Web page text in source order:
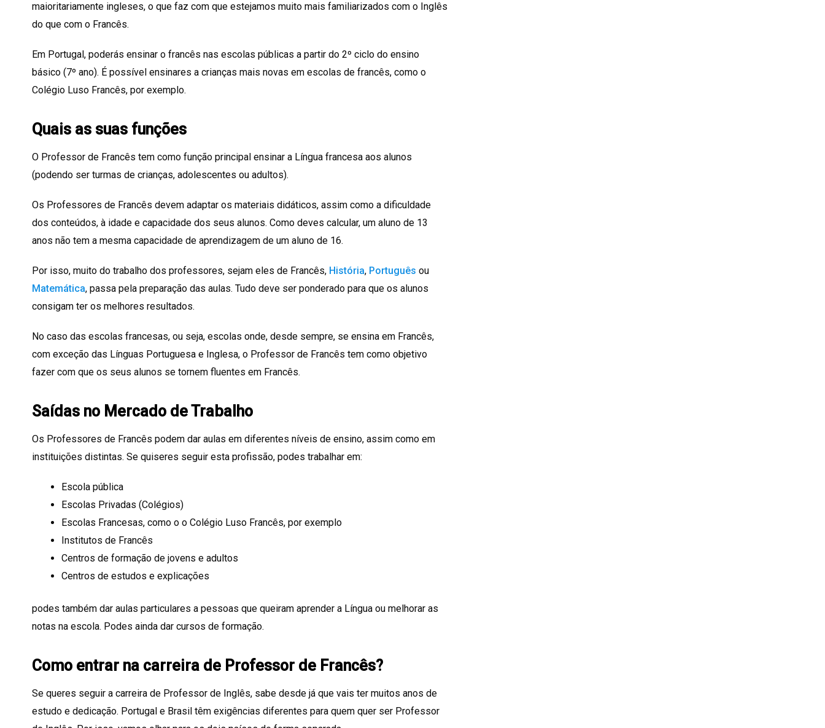
maioritariamente ingleses, o que faz com que estejamos muito mais familiarizados com o Inglês
do que com o Francês.
Em Portugal, poderás ensinar o francês nas escolas públicas a partir do 2º ciclo do ensino
básico (7º ano). É possível ensinares a crianças mais novas em escolas de francês, como o
Colégio Luso Francês, por exemplo.
Quais as suas funções
O Professor de Francês tem como função principal ensinar a Língua francesa aos alunos
(podendo ser turmas de crianças, adolescentes ou adultos).
Os Professores de Francês devem adaptar os materiais didáticos, assim como a dificuldade
dos conteúdos, à idade e capacidade dos seus alunos. Como deves calcular, um aluno de 13
anos não tem a mesma capacidade de aprendizagem de um aluno de 16.
Por isso, muito do trabalho dos professores, sejam eles de Francês, História, Português ou
Matemática, passa pela preparação das aulas. Tudo deve ser ponderado para que os alunos
consigam ter os melhores resultados.
No caso das escolas francesas, ou seja, escolas onde, desde sempre, se ensina em Francês,
com exceção das Línguas Portuguesa e Inglesa, o Professor de Francês tem como objetivo
fazer com que os seus alunos se tornem fluentes em Francês.
Saídas no Mercado de Trabalho
Os Professores de Francês podem dar aulas em diferentes níveis de ensino, assim como em
instituições distintas. Se quiseres seguir esta profissão, podes trabalhar em:
Escola pública
Escolas Privadas (Colégios)
Escolas Francesas, como o o Colégio Luso Francês, por exemplo
Institutos de Francês
Centros de formação de jovens e adultos
Centros de estudos e explicações
podes também dar aulas particulares a pessoas que queiram aprender a Língua ou melhorar as
notas na escola. Podes ainda dar cursos de formação.
Como entrar na carreira de Professor de Francês?
Se queres seguir a carreira de Professor de Inglês, sabe desde já que vais ter muitos anos de
estudo e dedicação. Portugal e Brasil têm exigências diferentes para quem quer ser Professor